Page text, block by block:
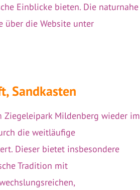
Einblicke bieten. Die naturnahe
über die Website unter
Sandkasten
Ziegeleipark Mildenberg wieder im
die weitläufige
Dieser bietet insbesondere
Tradition mit